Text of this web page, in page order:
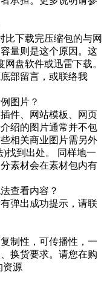
比下载完压缩包的与网
量则是这个原因。这
盘软件或迅雷下载。
部留言，或联络我
图片？
件、网站模板、网页
绍的图片通常并不包
相关商业图片需另外
找到出处。 同样地一
素材会在素材包内有
查看内容？
弹出成功提示，请联
制性，可传播性，一
换货要求。请您在购
资源